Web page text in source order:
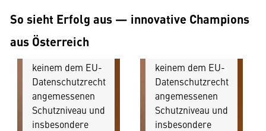
So sieht Erfolg aus — innovative Champions
aus Österreich
austauscht.
Diese Daten
keinem dem EU-
Datenschutzrecht
angemessenen
Schutzniveau und
insbesondere
austauscht.
keinem dem EU-
Datenschutzrecht
angemessenen
Schutzniveau und
insbesondere